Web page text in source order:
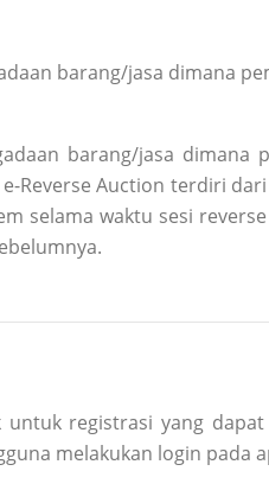
barang/jasa dimana
barang/jasa dimana
e-Reverse Auction terdiri
selama waktu sesi
untuk registrasi yang
melakukan login pada